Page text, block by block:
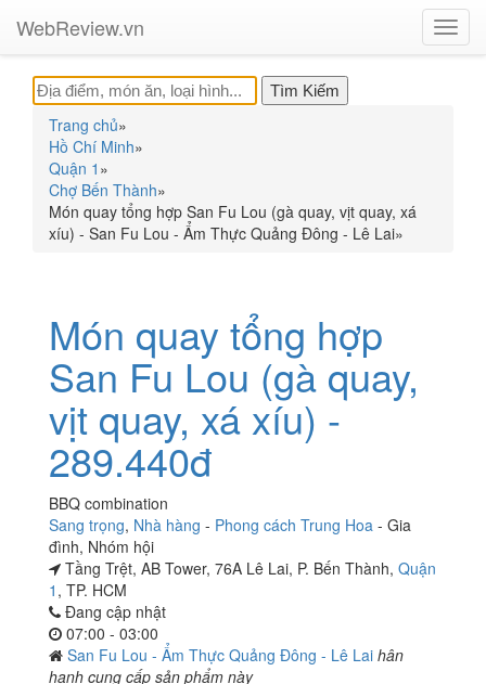
WebReview.vn
Trang chủ»
Hồ Chí Minh»
Quận 1 »
Chợ Bến Thành»
Món quay tổng hợp San Fu Lou (gà quay, vịt quay, xá
xíu) - San Fu Lou - Ẩm Thực Quảng Đông - Lê Lai»
Món quay tổng hợp
San Fu Lou (gà quay,
vịt quay, xá xíu) -
289.440đ
BBQ combination
Sang trọng, Nhà hàng - Phong cách Trung Hoa - Gia
đình, Nhóm hội
Tầng Trệt, AB Tower, 76A Lê Lai, P. Bến Thành, Quận
1 , TP. HCM
Đang cập nhật
07:00 - 03:00
San Fu Lou - Ẩm Thực Quảng Đông - Lê Lai hân
hạnh cung cấp sản phẩm này